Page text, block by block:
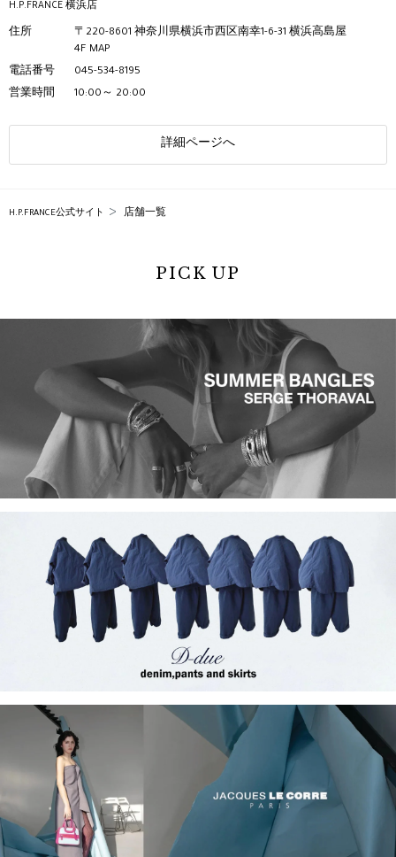
H.P.FRANCE 横浜店
住所
〒220-8601 神奈川県横浜市西区南幸1-6-31 横浜高島屋
4F MAP
電話番号
045-534-8195
営業時間
10:00～ 20:00
詳細ページへ
H.P.FRANCE公式サイト 店舗一覧
PICK UP